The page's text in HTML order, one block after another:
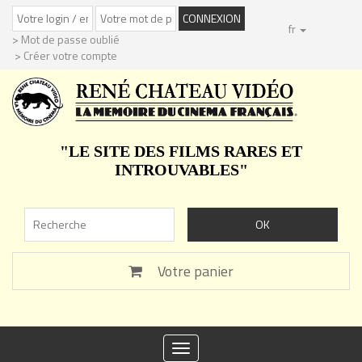
> Mot de passe oublié
> Créer votre compte
fr
"LE SITE DES FILMS RARES ET
INTROUVABLES"
Votre panier
Toggle